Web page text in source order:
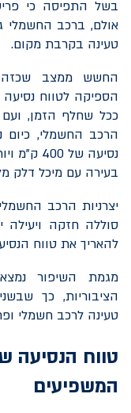
בשל התפיסה כי
אולם, ברכב
טעינה בקרבת מקום.
החשש ממצב
ככל שחלף הזמן,
הרכב החשמלי, כיום
נסיעה
בעירה עם מיכל דלק
יצרניות הרכב
סוללה חזקה
להאריך את טווח
מגמת השיפור
הציבוריות, כך
טעינה לרכב חשמלי
טווח הנסיעה
המשפיעים